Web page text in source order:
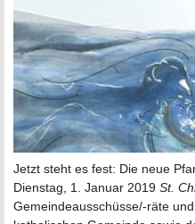
Jetzt steht es fest: Die neue
Dienstag, 1. Januar 2019 St.
Gemeindeausschüsse/-räte